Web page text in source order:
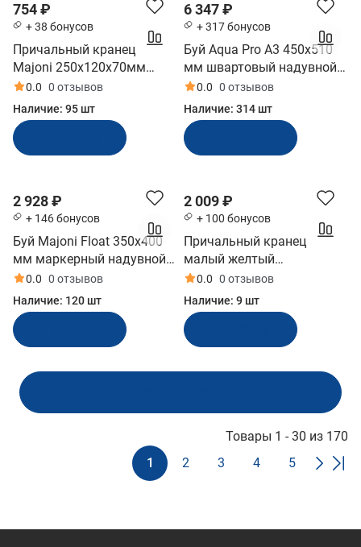
754 ₽
+ 38 бонусов
Причальный кранец
Majoni 250х120х70мм
белый (10258864)
0.0 0 отзывов
Наличие: 95 шт
6 347 ₽
+ 317 бонусов
Буй Aqua Pro A3 450x510
мм швартовый надувной
красный (A3/R)
0.0 0 отзывов
Наличие: 314 шт
2 928 ₽
+ 146 бонусов
Буй Majoni Float 350х400
мм маркерный надувной
оранжевый (10005497)
0.0 0 отзывов
Наличие: 120 шт
2 009 ₽
+ 100 бонусов
Причальный кранец
малый желтый
450x110x80 мм (БП-1К-Ж,
10257765)
0.0 0 отзывов
Наличие: 9 шт
Товары 1 - 30 из 170
1
2 3 4 5